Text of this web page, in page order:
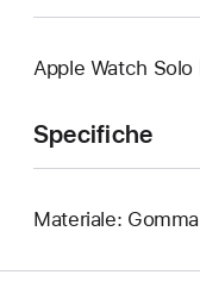
Apple Watch Solo
Specifiche
Materiale: